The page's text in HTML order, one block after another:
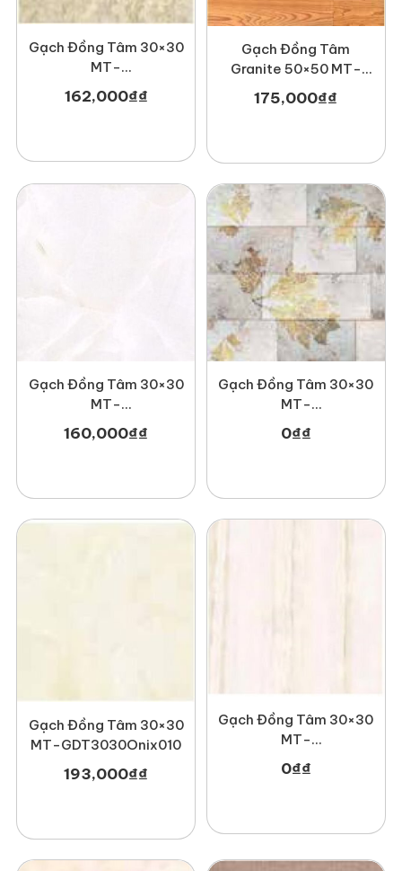
Gạch Đồng Tâm 30×30
MT-
GDT3030Fossil002
162,000₫₫
Gạch Đồng Tâm
Granite 50×50 MT-
175,000₫₫
Gạch Đồng Tâm 30×30
MT-
GDT3030Haivan001
160,000₫₫
Gạch Đồng Tâm 30×30
MT-
GDT3030Leaf001-CC
0₫₫
Gạch Đồng Tâm 30×30
MT-GDT3030Onix010
193,000₫₫
Gạch Đồng Tâm 30×30
MT-
GDT3030Sydney001
0₫₫